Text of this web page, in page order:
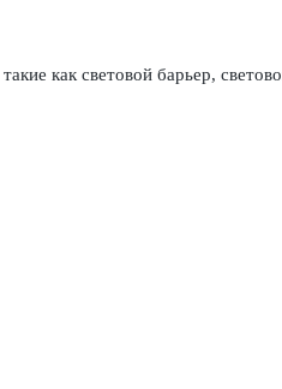
как световой барьер,